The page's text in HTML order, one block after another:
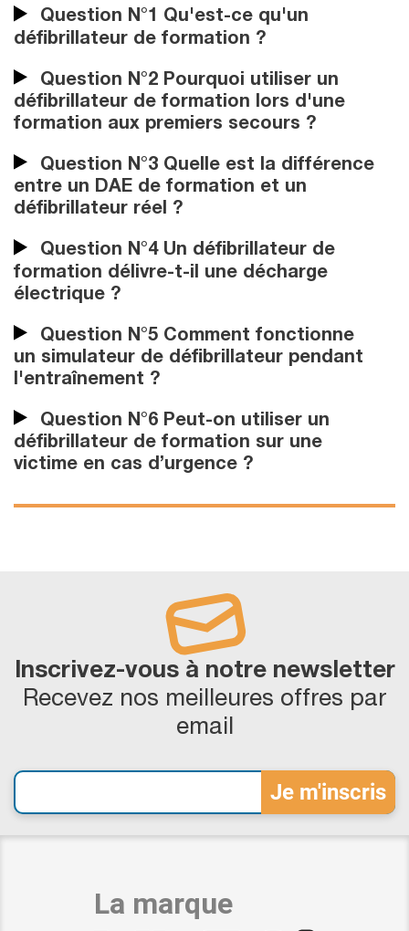
Question N°1 Qu'est-ce qu'un
défibrillateur de formation ?
Question N°2 Pourquoi utiliser un
défibrillateur de formation lors d'une
formation aux premiers secours ?
Question N°3 Quelle est la différence
entre un DAE de formation et un
défibrillateur réel ?
Question N°4 Un défibrillateur de
formation délivre-t-il une décharge
électrique ?
Question N°5 Comment fonctionne
un simulateur de défibrillateur pendant
l'entraînement ?
Question N°6 Peut-on utiliser un
défibrillateur de formation sur une
victime en cas d’urgence ?
Inscrivez-vous à notre newsletter
Recevez nos meilleures offres par
email